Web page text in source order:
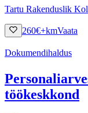
Tartu Rakenduslik
260€+kmVaata
Dokumendihaldus
töökeskkond